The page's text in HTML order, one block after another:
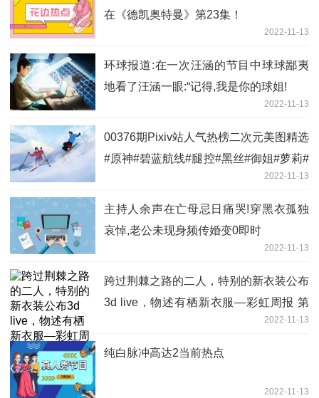
在《德凯奥特曼》第23集！
2022-11-13
环球报道:在一次汪涵的节目中球球鄙夷
地看了汪涵一眼:“记得,我是你的球姐!
2022-11-13
00376期Pixiv站人气热榜二次元美图精选
#原神#碧蓝航线#腿控#黑丝#御姐#萝莉#
2022-11-13
主持人余声在亡母忌日痛哭!穿黑衣孤独
哀悼,老公未现身频传婚变0即时
2022-11-13
跨过荆棘之路的二人，特别的新衣装公布
3d live，物述有栖新衣服—彩虹周报 第
2022-11-13
纯白脉冲高达2当前热点
2022-11-13